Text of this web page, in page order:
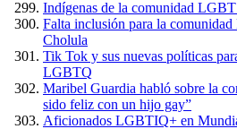
Indígenas de la comunidad
Falta inclusión para la
Cholula
Tik Tok y sus nuevas políticas
LGBTQ
Maribel Guardia habló sobre la
sido feliz con un hijo gay”
Aficionados LGBTIQ+ en